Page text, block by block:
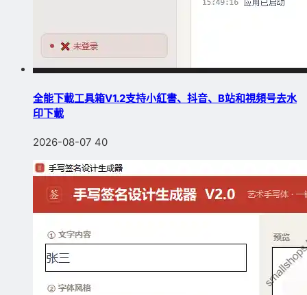
全能下載工具箱V1.2支持小紅書、抖音、B站和視頻号去水
印下載
2026-08-07 40